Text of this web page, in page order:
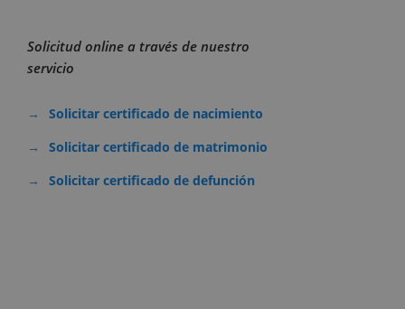
Solicitud online a través de nuestro
servicio
Solicitar certificado de nacimiento
Solicitar certificado de matrimonio
Solicitar certificado de defunción